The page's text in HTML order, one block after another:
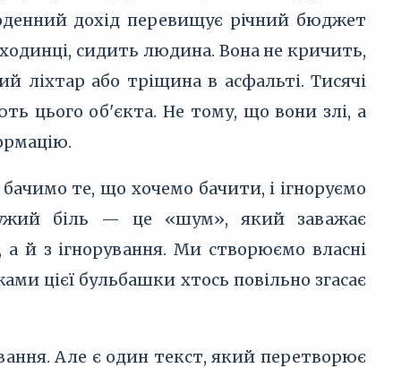
дохід перевищує річний бюджет
сидить людина. Вона не кричить,
ліхтар або тріщина в асфальті. Тисячі
цього об'єкта. Не тому, що вони злі, а
те, що хочемо бачити, і ігноруємо
біль — це «шум», який заважає
й з ігнорування. Ми створюємо власні
цієї бульбашки хтось повільно згасає
Але є один текст, який перетворює